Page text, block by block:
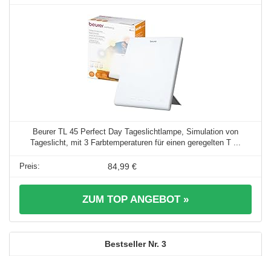
Beurer TL 45 Perfect Day Tageslichtlampe, Simulation von
Tageslicht, mit 3 Farbtemperaturen für einen geregelten T ...
84,99 €
ZUM TOP ANGEBOT »
3